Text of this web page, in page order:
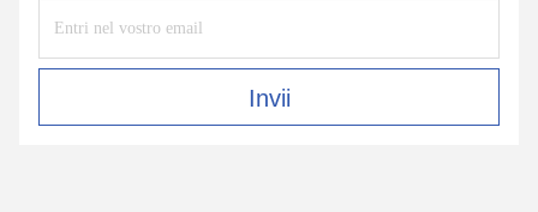
Invii